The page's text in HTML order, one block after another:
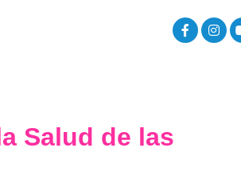
Salud de las